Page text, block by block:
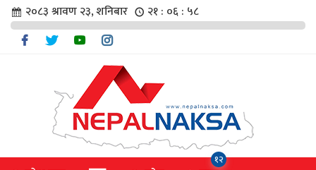
२०८३ श्रावण २३, शनिबार २१ : ०६ : ५९
१२